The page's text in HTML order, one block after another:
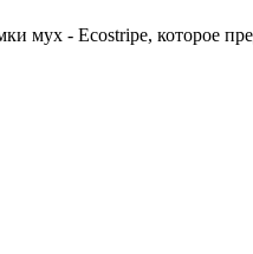
мух - Ecostripe, которое